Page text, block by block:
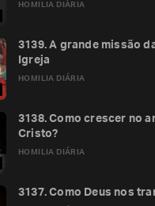
HOMILIA DIÁRIA
HOMILIA DIÁRIA
3139. A grande missão
Igreja
HOMILIA DIÁRIA
3138. Como crescer no
Cristo?
3137. Como Deus nos